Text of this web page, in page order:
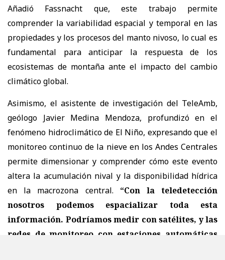
Añadió Fassnacht que, este trabajo permite
comprender la variabilidad espacial y temporal en las
propiedades y los procesos del manto nivoso, lo cual es
fundamental para anticipar la respuesta de los
ecosistemas de montaña ante el impacto del cambio
climático global.
Asimismo, el asistente de investigación del TeleAmb,
geólogo Javier Medina Mendoza, profundizó en el
fenómeno hidroclimático de El Niño, expresando que el
monitoreo continuo de la nieve en los Andes Centrales
permite dimensionar y comprender cómo este evento
altera la acumulación nival y la disponibilidad hídrica
en la macrozona central.
“Con la teledetección
nosotros podemos espacializar toda esta
información. Podríamos medir con satélites, y las
redes de monitoreo con estaciones automáticas